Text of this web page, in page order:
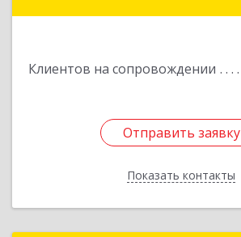
Клиентов на сопровождении
Отправить заявку
Показать контакты
Отправить заявку
Назад